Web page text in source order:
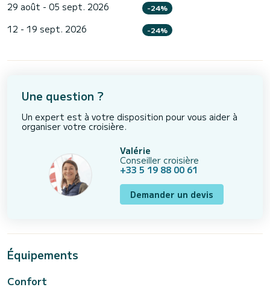
29 août - 05 sept. 2026 -24%
12 - 19 sept. 2026 -24%
Une question ?
Un expert est à votre disposition pour vous aider à
organiser votre croisière.
Valérie
Conseiller croisière
+33 5 19 88 00 61
Demander un devis
Équipements
Confort